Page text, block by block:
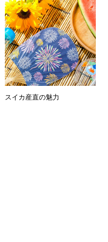
スイカ産直の魅力